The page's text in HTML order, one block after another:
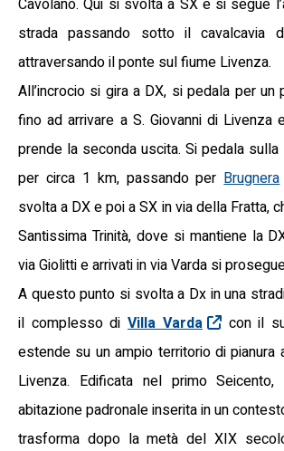
strada passando sotto il cavalcavia
attraversando il ponte sul fiume Livenza.
All’incrocio si gira a DX, si pedala per un
fino ad arrivare a S. Giovanni di Livenza
prende la seconda uscita. Si pedala
per circa 1 km, passando per Brugnera
svolta a DX e poi a SX in via della Fratta,
Santissima Trinità, dove si mantiene la
via Giolitti e arrivati in via Varda si
A questo punto si svolta a Dx in una
il complesso diVilla Varda
con il
estende su un ampio territorio di pianura
Livenza. Edificata nel primo
abitazione padronale inserita in un
trasforma dopo la metà del XIX